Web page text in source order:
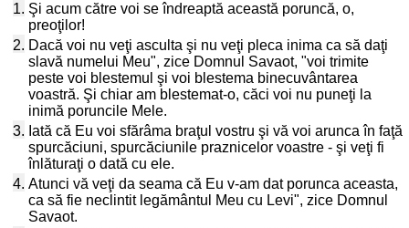
1. Şi acum către voi se îndreaptă această poruncă, o,
preoţilor!
2. Dacă voi nu veţi asculta şi nu veţi pleca inima ca să daţi
slavă numelui Meu", zice Domnul Savaot, "voi trimite
peste voi blestemul şi voi blestema binecuvântarea
voastră. Şi chiar am blestemat-o, căci voi nu puneţi la
inimă poruncile Mele.
3. Iată că Eu voi sfărâma braţul vostru şi vă voi arunca în faţă
spurcăciuni, spurcăciunile praznicelor voastre - şi veţi fi
înlăturaţi o dată cu ele.
4. Atunci vă veţi da seama că Eu v-am dat porunca aceasta,
ca să fie neclintit legământul Meu cu Levi", zice Domnul
Savaot.